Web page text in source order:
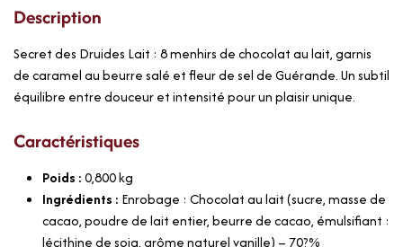
Description
Secret des Druides Lait : 8 menhirs de chocolat au lait, garnis
de caramel au beurre salé et fleur de sel de Guérande. Un subtil
équilibre entre douceur et intensité pour un plaisir unique.
Caractéristiques
Poids :0,800kg
Ingrédients : Enrobage : Chocolat au lait (sucre, masse de
cacao, poudre de lait entier, beurre de cacao, émulsifiant :
lécithine de soja, arôme naturel vanille) – 70?%